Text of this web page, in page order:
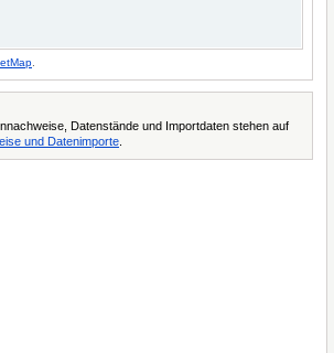
Datenstände und Importdaten stehen auf
und Datenimporte